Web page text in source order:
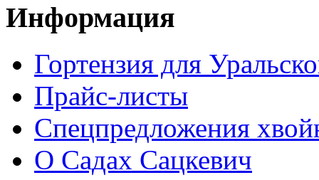
Информация
Гортензия для
Прайс-листы
Спецпредложения
О Садах Сацкевич